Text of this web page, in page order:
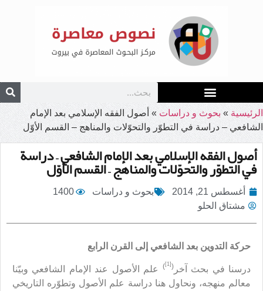
الرئيسية » بحوث و دراسات » أصول الفقه الإسلامي بعد الإمام
الشافعي – دراسة في التطوّر والتحوّلات والمناهج – القسم الأوّل
أصول الفقه الإسلامي بعد الإمام الشافعي – دراسة
في التطوّر والتحوّلات والمناهج – القسم الأوّل
أغسطس 21, 2014 بحوث و دراسات
1400
مشتاق الحلو
حركة التدوين بعد الشافعي إلى القرن الرابع
درسنا في بحث آخر(
[1]
)
علم الأصول عند الإمام الشافعي وبيّنا
معالم منهجه، ونحاول هنا دراسة علم الأصول وتطوّره التاريخي